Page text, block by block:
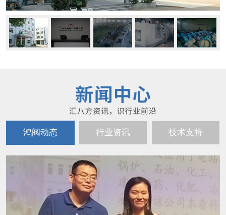
鸿阀动态 行业资讯 技术支持